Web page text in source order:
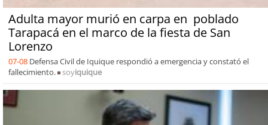
Adulta mayor murió en carpa en poblado
Tarapacá en el marco de la fiesta de San
Lorenzo
07-08 Defensa Civil de Iquique respondió a emergencia y constató el
fallecimiento.
soyiquique